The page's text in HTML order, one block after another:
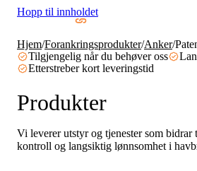
Hopp til innholdet
Hjem/Forankringsprodukter/Anker/
Tilgjengelig når du behøver oss
Etterstreber kort leveringstid
Produkter
Vi leverer utstyr og tjenester som
kontroll og langsiktig lønnsomhet i